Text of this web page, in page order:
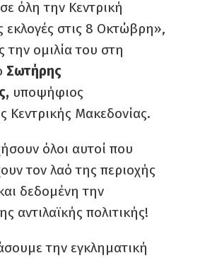
όλη την Κεντρική
εκλογές στις 8 Οκτώβρη»,
την ομιλία του στη
Σωτήρης
υποψήφιος
Κεντρικής Μακεδονίας.
όλοι αυτοί που
τον λαό της περιοχής
δεδομένη την
αντιλαϊκής πολιτικής!
την εγκληματική